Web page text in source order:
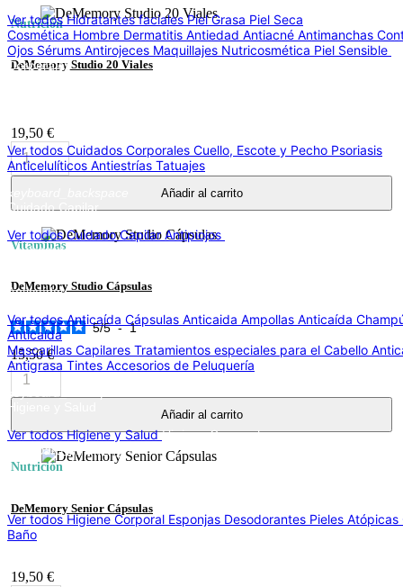
Ver todos Hidratantes facialesPiel Grasa Piel Seca
Cosmética Hombre Dermatitis Antiedad Antiacné Antimanchas
Ojos Sérums Antirojeces Maquillajes Nutricosmética Piel Sensible
Corporales
Ver todos Cuidados Corporales Cuello, Escote y Pecho Psoriasis
Anticelulíticos Antiestrías Tatuajes
keyboard_backspace
Cuidado Capilar
Ver todos Cuidado CapilarAntipiojos
keyboard_arrow_right
Anticaída
Ver todos Anticaída Cápsulas Anticaida Ampollas Anticaída
Anticaída
Mascarillas Capilares Tratamientos especiales para el Cabello
Antigrasa Tintes Accesorios de Peluquería
keyboard_backspace
Higiene y Salud
Ver todos Higiene y SaludHigiene Corporal
keyboard_arrow_right
Ver todos Higiene Corporal Esponjas Desodorantes Pieles Atópicas
Baño
Nutrición
DeMemory Studio 20 Viales
19,50 €
Añadir al carrito
Vitaminas
DeMemory Studio Cápsulas
5/5- 1
15,50 €
Añadir al carrito
Nutrición
DeMemory Senior Cápsulas
19,50 €